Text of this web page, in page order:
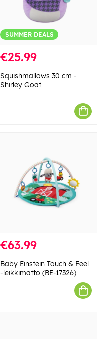
SUMMER DEALS
€25.99
Squishmallows 30 cm -
Shirley Goat
€63.99
Baby Einstein Touch & Feel
-leikkimatto (BE-17326)